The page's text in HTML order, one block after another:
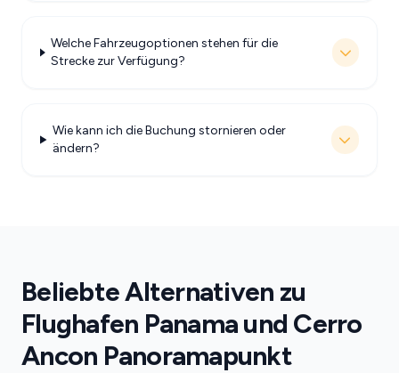
Welche Fahrzeugoptionen stehen für die
Strecke zur Verfügung?
Wie kann ich die Buchung stornieren oder
ändern?
Beliebte Alternativen zu
Flughafen Panama und Cerro
Ancon Panoramapunkt